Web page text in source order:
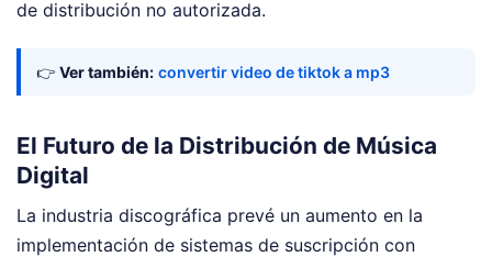
de distribución no autorizada.
👉 Ver también: convertir video de tiktok a mp3
El Futuro de la Distribución de Música
Digital
La industria discográfica prevé un aumento en la
implementación de sistemas de suscripción con